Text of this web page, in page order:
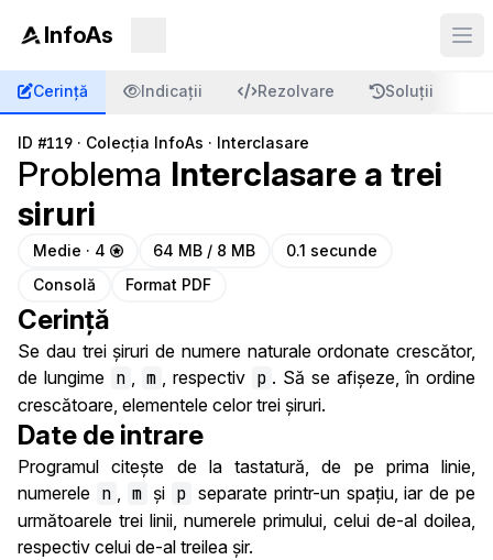
InfoAs
Cerință Indicații Rezolvare Soluții
ID #119 · Colecția InfoAs · Interclasare
Problema Interclasare a trei
siruri
Medie · 4 64 MB / 8 MB
0.1 secunde
Consolă
Format PDF
Cerință
Se dau trei șiruri de numere naturale ordonate crescător,
de lungime n , m , respectiv p . Să se afișeze, în ordine
crescătoare, elementele celor trei șiruri.
Date de intrare
Programul citește de la tastatură, de pe prima linie,
numerele n , m și p separate printr-un spațiu, iar de pe
următoarele trei linii, numerele primului, celui de-al doilea,
respectiv celui de-al treilea șir.